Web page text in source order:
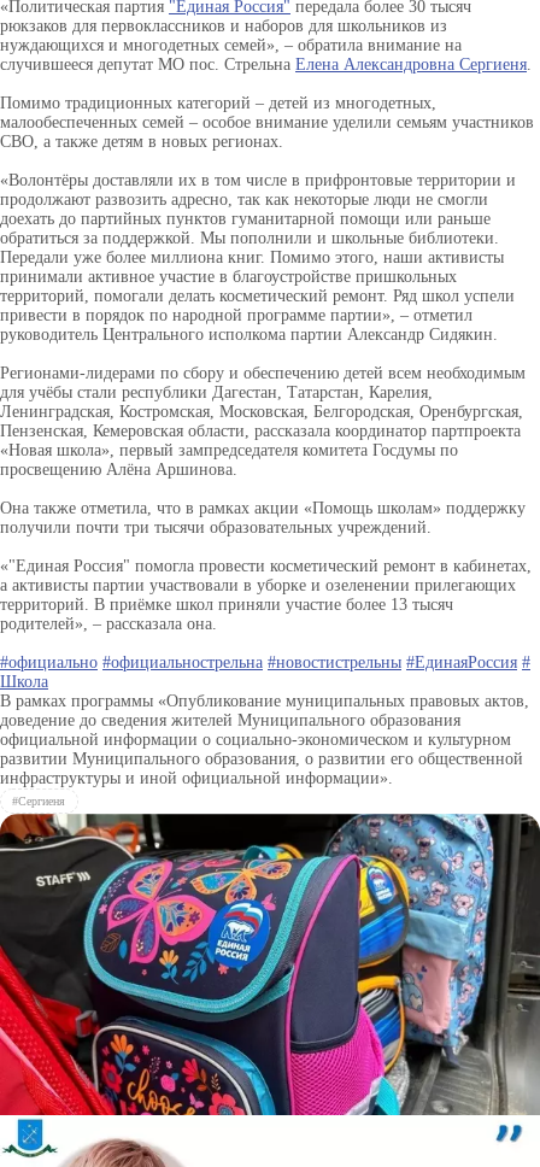
«Политическая партия "Единая Россия" передала более 30 тысяч
рюкзаков для первоклассников и наборов для школьников из
нуждающихся и многодетных семей», – обратила внимание на
случившееся депутат МО пос. Стрельна Елена Александровна Сергиеня
Помимо традиционных категорий – детей из многодетных,
малообеспеченных семей – особое внимание уделили семьям участников
СВО, а также детям в новых регионах.
«Волонтёры доставляли их в том числе в прифронтовые территории и
продолжают развозить адресно, так как некоторые люди не смогли
доехать до партийных пунктов гуманитарной помощи или раньше
обратиться за поддержкой. Мы пополнили и школьные библиотеки.
Передали уже более миллиона книг. Помимо этого, наши активисты
принимали активное участие в благоустройстве пришкольных
территорий, помогали делать косметический ремонт. Ряд школ успели
привести в порядок по народной программе партии», – отметил
руководитель Центрального исполкома партии Александр Сидякин.
Регионами-лидерами по сбору и обеспечению детей всем необходимым
для учёбы стали республики Дагестан, Татарстан, Карелия,
Ленинградская, Костромская, Московская, Белгородская, Оренбургская,
Пензенская, Кемеровская области, рассказала координатор партпроекта
«Новая школа», первый зампредседателя комитета Госдумы по
просвещению Алёна Аршинова.
Она также отметила, что в рамках акции «Помощь школам» поддержку
получили почти три тысячи образовательных учреждений.
«"Единая Россия" помогла провести косметический ремонт в кабинетах,
а активисты партии участвовали в уборке и озеленении прилегающих
территорий. В приёмке школ приняли участие более 13 тысяч
родителей», – рассказала она.
#официально #официальнострельна #новостистрельны #ЕдинаяРоссия #
Школа
В рамках программы «Опубликование муниципальных правовых актов,
доведение до сведения жителей Муниципального образования
официальной информации о социально-экономическом и культурном
развитии Муниципального образования, о развитии его общественной
инфраструктуры и иной официальной информации».
#Сергиеня